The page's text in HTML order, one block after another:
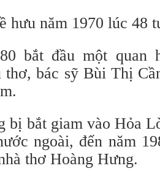
hưu năm 1970 lúc 48
bắt đầu một quan
bác sỹ Bùi Thị
bị bắt giam vào Hỏa
ngoài, đến năm
thơ Hoàng Hưng.